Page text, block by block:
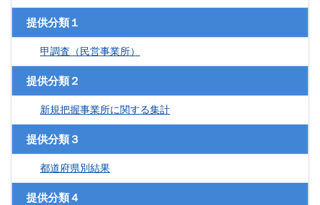
提供分類１
甲調査（民営事業所）
提供分類２
新規把握事業所に関する集計
提供分類３
都道府県別結果
提供分類４